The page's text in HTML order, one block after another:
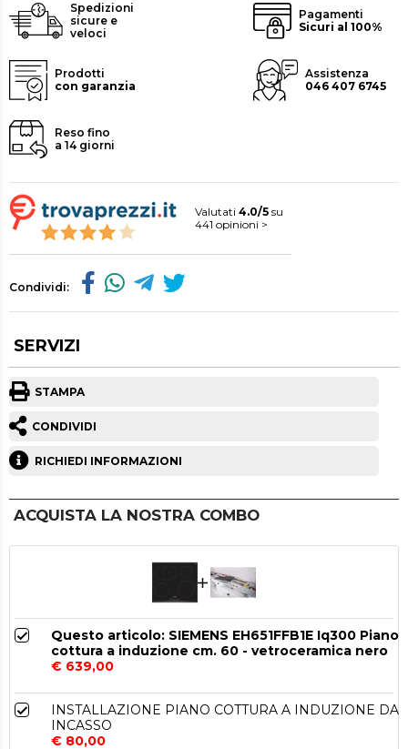
Spedizioni
sicure e
veloci
Pagamenti
Sicuri al 100%
Prodotti
con garanzia
Assistenza
046 407 6745
Reso fino
a 14 giorni
Valutati 4.0/5 su
441 opinioni >
Condividi:
SERVIZI
STAMPA
CONDIVIDI
RICHIEDI INFORMAZIONI
ACQUISTA LA NOSTRA COMBO
Questo articolo: SIEMENS EH651FFB1E Iq300 Piano
cottura a induzione cm. 60 - vetroceramica nero
€ 639,00
INSTALLAZIONE PIANO COTTURA A INDUZIONE DA
INCASSO
€ 80,00